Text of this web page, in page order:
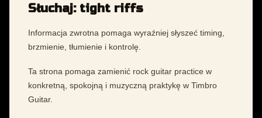
Słuchaj: tight riffs
Informacja zwrotna pomaga wyraźniej słyszeć timing,
brzmienie, tłumienie i kontrolę.
Ta strona pomaga zamienić rock guitar practice w
konkretną, spokojną i muzyczną praktykę w Timbro
Guitar.